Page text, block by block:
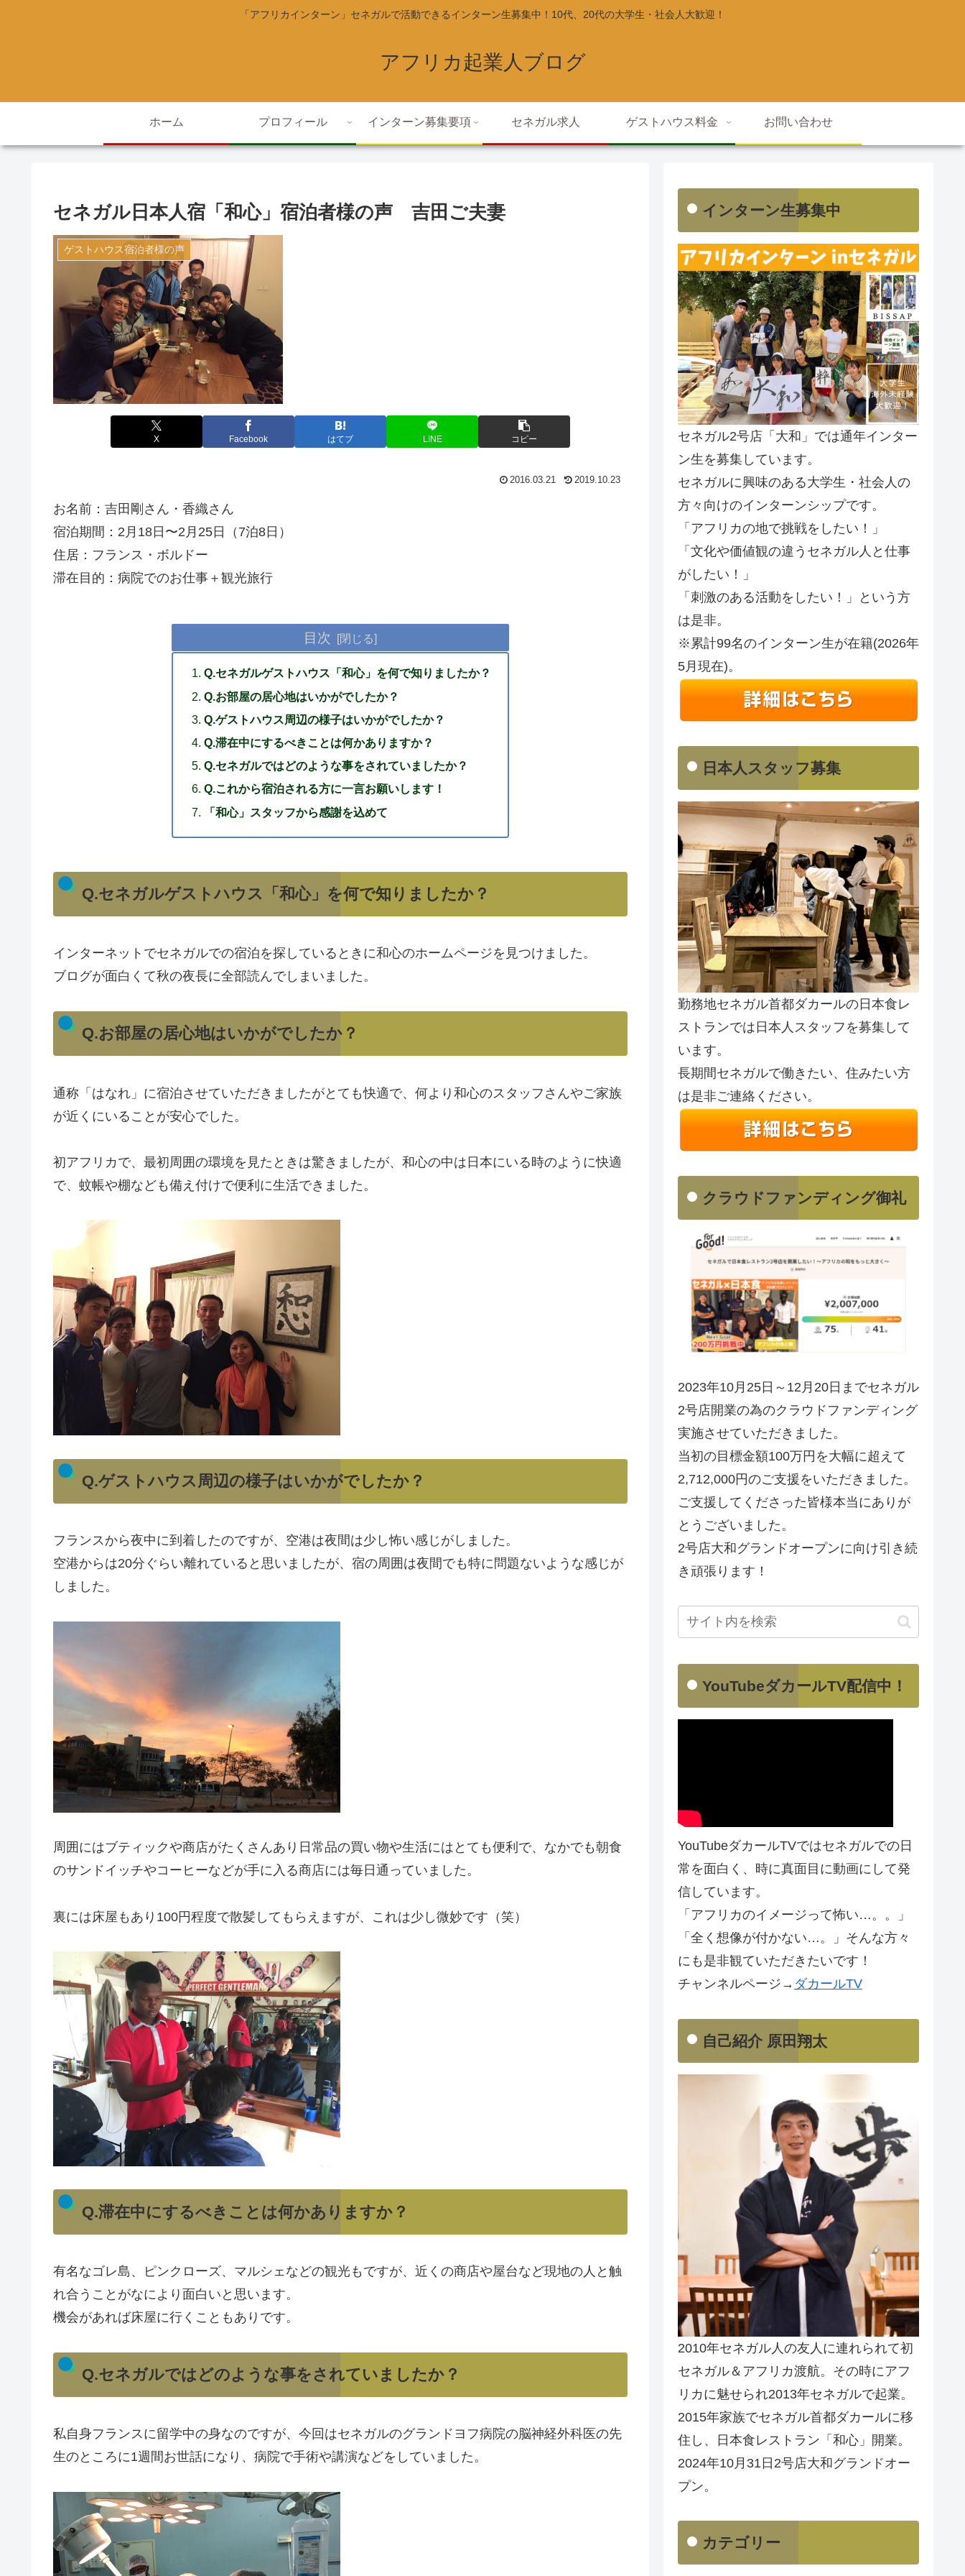
「アフリカインターン」セネガルで活動できるインターン生募集中！10代、20代の大学生・社会人大歓迎！
アフリカ起業人ブログ
ホーム プロフィール インターン募集要項 セネガル求人 ゲストハウス料金 お問い合わせ
セネガル日本人宿「和心」宿泊者様の声 吉田ご夫妻
ゲストハウス宿泊者様の声
X Facebook はてブ LINE コピー
2016.03.21 2019.10.23
お名前：吉田剛さん・香織さん
宿泊期間：2月18日〜2月25日（7泊8日）
住居：フランス・ボルドー
滞在目的：病院でのお仕事＋観光旅行
目次
Q.セネガルゲストハウス「和心」を何で知りましたか？
Q.お部屋の居心地はいかがでしたか？
Q.ゲストハウス周辺の様子はいかがでしたか？
Q.滞在中にするべきことは何かありますか？
Q.セネガルではどのような事をされていましたか？
Q.これから宿泊される方に一言お願いします！
「和心」スタッフから感謝を込めて
Q.セネガルゲストハウス「和心」を何で知りましたか？
インターネットでセネガルでの宿泊を探しているときに和心のホームページを見つけました。
ブログが面白くて秋の夜長に全部読んでしまいました。
Q.お部屋の居心地はいかがでしたか？
通称「はなれ」に宿泊させていただきましたがとても快適で、何より和心のスタッフさんやご家族
が近くにいることが安心でした。
初アフリカで、最初周囲の環境を見たときは驚きましたが、和心の中は日本にいる時のように快適
で、蚊帳や棚なども備え付けで便利に生活できました。
Q.ゲストハウス周辺の様子はいかがでしたか？
フランスから夜中に到着したのですが、空港は夜間は少し怖い感じがしました。
空港からは20分ぐらい離れていると思いましたが、宿の周囲は夜間でも特に問題ないような感じが
しました。
周囲にはブティックや商店がたくさんあり日常品の買い物や生活にはとても便利で、なかでも朝食
のサンドイッチやコーヒーなどが手に入る商店には毎日通っていました。
裏には床屋もあり100円程度で散髪してもらえますが、これは少し微妙です（笑）
Q.滞在中にするべきことは何かありますか？
有名なゴレ島、ピンクローズ、マルシェなどの観光もですが、近くの商店や屋台など現地の人と触
れ合うことがなにより面白いと思います。
機会があれば床屋に行くこともありです。
Q.セネガルではどのような事をされていましたか？
私自身フランスに留学中の身なのですが、今回はセネガルのグランドヨフ病院の脳神経外科医の先
生のところに1週間お世話になり、病院で手術や講演などをしていました。
インターン生募集中
セネガル2号店「大和」では通年インター
ン生を募集しています。
セネガルに興味のある大学生・社会人の
方々向けのインターンシップです。
「アフリカの地で挑戦をしたい！」
「文化や価値観の違うセネガル人と仕事
がしたい！」
「刺激のある活動をしたい！」という方
は是非。
※累計99名のインターン生が在籍(2026年
5月現在)。
日本人スタッフ募集
勤務地セネガル首都ダカールの日本食レ
ストランでは日本人スタッフを募集して
います。
長期間セネガルで働きたい、住みたい方
は是非ご連絡ください。
クラウドファンディング御礼
2023年10月25日～12月20日までセネガル
2号店開業の為のクラウドファンディング
実施させていただきました。
当初の目標金額100万円を大幅に超えて
2,712,000円のご支援をいただきました。
ご支援してくださった皆様本当にありが
とうございました。
2号店大和グランドオープンに向け引き続
き頑張ります！
YouTubeダカールTV配信中！
YouTubeダカールTVではセネガルでの日
常を面白く、時に真面目に動画にして発
信しています。
「アフリカのイメージって怖い…。。」
「全く想像が付かない…。」そんな方々
にも是非観ていただきたいです！
チャンネルページ→ ダカールTV
自己紹介 原田翔太
2010年セネガル人の友人に連れられて初
セネガル＆アフリカ渡航。その時にアフ
リカに魅せられ2013年セネガルで起業。
2015年家族でセネガル首都ダカールに移
住し、日本食レストラン「和心」開業。
2024年10月31日2号店大和グランドオー
プン。
カテゴリー